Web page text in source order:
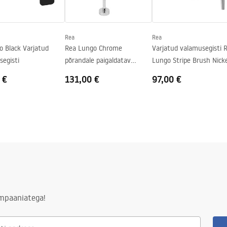
Black Varjatud
€
Rea
Rea Lungo Chrome
põrandale paigaldatav
131,00 €
Rea
Varjatud valamusegisti
Lungo Stripe Brush
97,00 €